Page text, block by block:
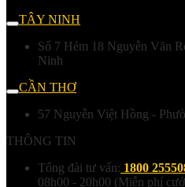
TÂY NINH
Số 7 Hẻm 18 Nguyễn Văn
Ninh
CẦN THƠ
57 Nguyễn Việt Hồng -
THÔNG TIN
Tổng đài tư vấn: 1800
08h00 - 20h00 (Miễn phí